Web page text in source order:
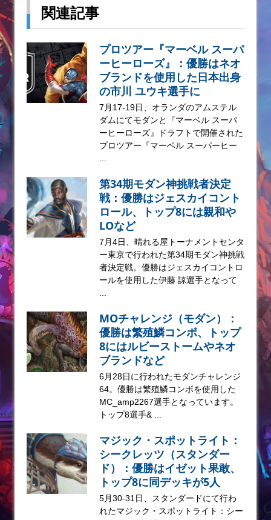
関連記事
プロツアー『マーベル スーパ
ーヒーローズ』：優勝はネオ
ブランドを使用した日本出身
の市川 ユウキ選手に
7月17-19日、オランダのアムステル
ダムにてモダンと『マーベル スーパ
ーヒーローズ』ドラフトで開催された
プロツアー『マーベル スーパーヒー
第34期モダン神挑戦者決定
戦：優勝はジェスカイコント
ロール、トップ8には親和や
LOなど
7月4日、晴れる屋トーナメントセンタ
ー東京で行われた第34期モダン神挑戦
者決定戦。優勝はジェスカイコントロ
ールを使用した伊藤 諒選手となって
MOチャレンジ（モダン）：
優勝は繁殖鱗コンボ、トップ
8にはルビーストームやネオ
ブランドなど
6月28日に行われたモダンチャレンジ
64。優勝は繁殖鱗コンボを使用した
MC_amp2267選手となっています。
トップ8選手& ...
マジック・スポットライト：
シークレッツ（スタンダー
ド）：優勝はイゼット果敢、
トップ8に同デッキが5人
5月30-31日、スタンダードにて行わ
れたマジック・スポットライト：シー